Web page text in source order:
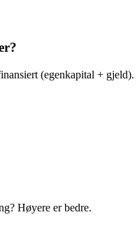
(egenkapital +
Høyere er bedre.